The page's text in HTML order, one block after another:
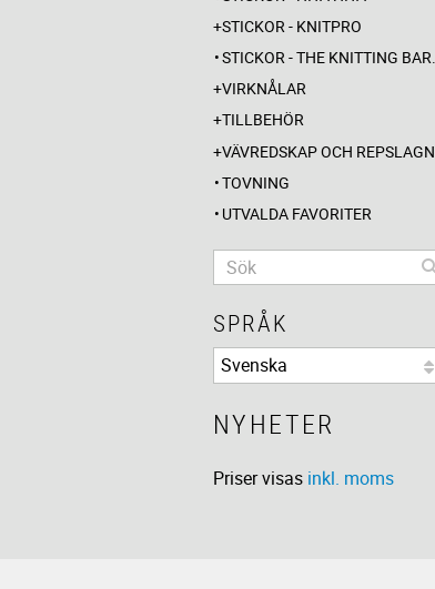
STICKOR - KNITPRO
STICKOR - THE KNITTING BARBER
VIRKNÅLAR
TILLBEHÖR
VÄVREDSKAP OCH REPSLAGNING
TOVNING
UTVALDA FAVORITER
SPRÅK
NYHETER
Priser visas inkl. moms